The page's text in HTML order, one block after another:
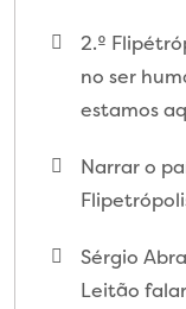
2.º
no ser
estamos
Narrar o
Sérgio
Leitão